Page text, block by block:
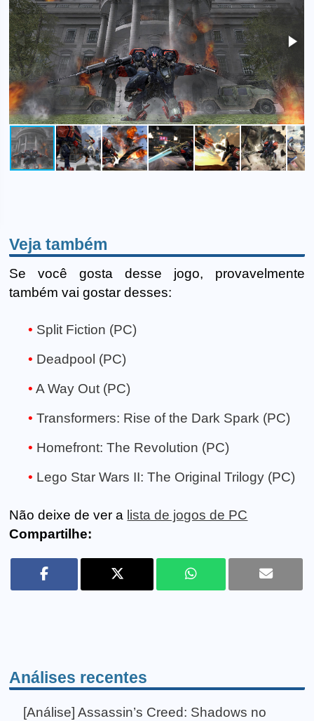
Veja também
Se você gosta desse jogo, provavelmente
também vai gostar desses:
Split Fiction (PC)
Deadpool (PC)
A Way Out (PC)
Transformers: Rise of the Dark Spark (PC)
Homefront: The Revolution (PC)
Lego Star Wars II: The Original Trilogy (PC)
Não deixe de ver a lista de jogos de PC
Compartilhe:
Análises recentes
[Análise] Assassin’s Creed: Shadows no